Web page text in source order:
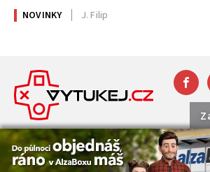
NOVINKY J. Filip